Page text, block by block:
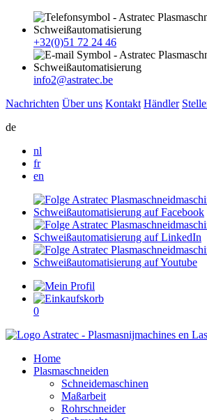
+32(0)51 72 24 46
info2@astratec.be
Nachrichten Über uns Kontakt Händler
de
nl
fr
en
0
Home
Plasmaschneiden
Schneidemaschinen
Maßarbeit
Rohrschneider